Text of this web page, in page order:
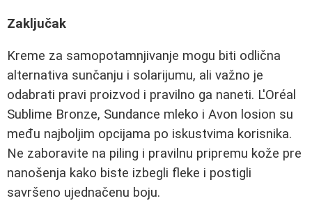
Zaključak
Kreme za samopotamnjivanje mogu biti odlična
alternativa sunčanju i solarijumu, ali važno je
odabrati pravi proizvod i pravilno ga naneti. L'Oréal
Sublime Bronze, Sundance mleko i Avon losion su
među najboljim opcijama po iskustvima korisnika.
Ne zaboravite na piling i pravilnu pripremu kože pre
nanošenja kako biste izbegli fleke i postigli
savršeno ujednačenu boju.